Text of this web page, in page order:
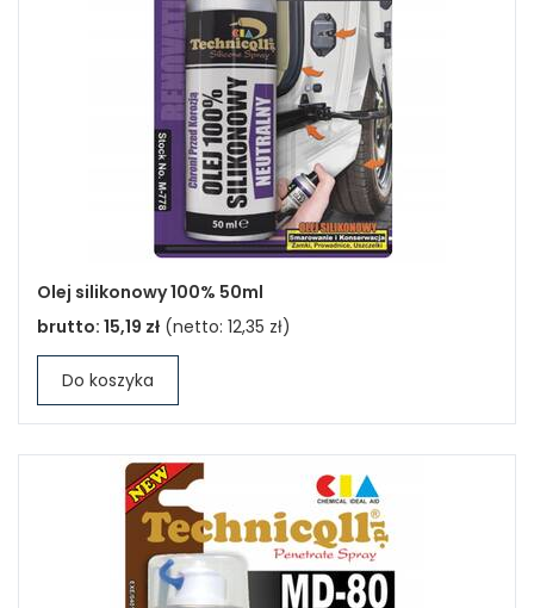
Olej silikonowy 100% 50ml
brutto: 15,19 zł (netto: 12,35 zł)
Do koszyka